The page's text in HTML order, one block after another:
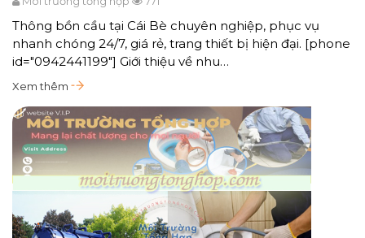
Thông bồn cầu tại Cái Bè chuyên nghiệp, phục vụ
nhanh chóng 24/7, giá rẻ, trang thiết bị hiện đại. [phone
id="0942441199"] Giới thiệu về nhu…
Xem thêm